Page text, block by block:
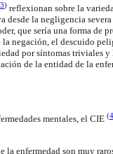
3) reflexionan sobre la
desde la negligencia
que sería una forma de
la negación, el descuido
por síntomas triviales y
de la entidad de la
mentales, el CIE (4
la enfermedad son muy